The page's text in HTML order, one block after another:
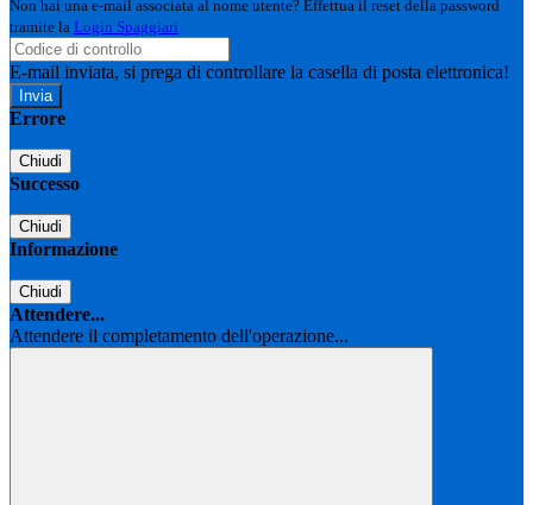
Non hai una e-mail associata al nome utente? Effettua il reset della password
tramite la Login Spaggiari
E-mail inviata, si prega di controllare la casella di posta elettronica!
Errore
Chiudi
Successo
Chiudi
Informazione
Chiudi
Attendere...
Attendere il completamento dell'operazione...